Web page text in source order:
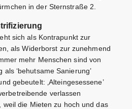
in der Sternstraße 2.
sich als Kontrapunkt zur
als Widerborst zur zunehmend
mehr Menschen sind von
‘behutsame Sanierung’
gebeutelt: ‚Alteingesessene’
verlassen
weil die Mieten zu hoch und das